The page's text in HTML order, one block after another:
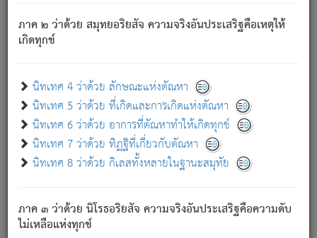
ภาค ๒ ว่าด้วย สมุทยอริยสัจ ความจริงอันประเสริฐคือเหตุให้
เกิดทุกข์
นิทเทศ 4 ว่าด้วย ลักษณะแห่งตัณหา
นิทเทศ 5 ว่าด้วย ที่เกิดและการเกิดแห่งตัณหา
นิทเทศ 6 ว่าด้วย อาการที่ตัณหาทำให้เกิดทุกข์
นิทเทศ 7 ว่าด้วย ทิฏฐิที่เกี่ยวกับตัณหา
นิทเทศ 8 ว่าด้วย กิเลสทั้งหลายในฐานะสมุทัย
ภาค ๓ ว่าด้วย นิโรธอริยสัจ ความจริงอันประเสริฐคือความดับ
ไม่เหลือแห่งทุกข์
อันเป็นไปในที่หรือเวลาทั้งปวง[3]เพื่อความมีแห่งประโยชน์โดย
ประการทั้งปวง; ภพทั้งหลายทั้งหมดนั้น ไม่เที่ยง เป็นทุกข์ มี
ความแปรปรวนเป็นธรรมดา.
อย่างนี้อยู่; เขาย่อมละภวตัณหาได้ และไม่เพลิดเพลินวิภวตัณหา
ด้วย.
ความดับเพราะความสำรอกไม่เหลือ (แห่งภพทั้งหลาย)
เพราะความสิ้นไปแห่งตัณหาโดยประการทั้งปวง นั้นคือ
นิพพาน.
ภพใหม่ย่อมไม่มีแก่ภิกษุนั้น ผู้ดับเย็นสนิทแล้ว เพราะไม่มี
ภิกษุนั้น เป็นผู้ครอบงำมารได้แล้ว ชนะสงครามแล้ว ก้าวล่วง
ภพทั้งหลายทั้งปวงได้แล้ว เป็นผู้คงที่ (คือไม่เปลี่ยนแปลงอีกต่อ